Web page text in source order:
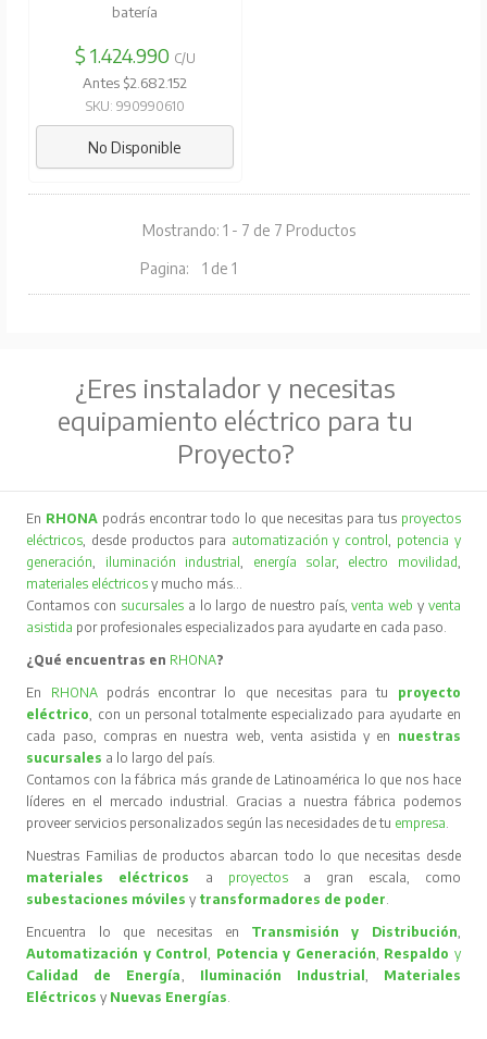
batería
$ 1.424.990 C/U
Antes $2.682.152
SKU: 990990610
No Disponible
Mostrando: 1 - 7 de 7 Productos
Pagina: 1 de 1
¿Eres instalador y necesitas
equipamiento eléctrico para tu
Proyecto?
En RHONA podrás encontrar todo lo que necesitas para tus proyectos
eléctricos , desde productos para automatización y control
potencia y
generación
iluminación industrial energía solar, electro movilidad
materiales eléctricos y mucho más…
Contamos con sucursales a lo largo de nuestro país,venta web y venta
asistida por profesionales especializados para ayudarte en cada paso.
¿Qué encuentras en RHONA?
En RHONA podrás encontrar lo que necesitas para tu proyecto
eléctrico , con un personal totalmente especializado para ayudarte en
cada paso, compras en nuestra web, venta asistida y en nuestras
sucursales a lo largo del país.
Contamos con la fábrica más grande de Latinoamérica lo que nos hace
líderes en el mercado industrial. Gracias a nuestra fábrica podemos
proveer servicios personalizados según las necesidades de tu empresa
Nuestras Familias de productos abarcan todo lo que necesitas desde
materiales eléctricos
a proyectos
a gran escala, como
subestaciones móvilesy transformadores de poder
Encuentra lo que necesitas en Transmisión y Distribución
Automatización y Control
Potencia y Generación Respaldo y
Calidad de Energía
Iluminación Industrial
Materiales
Eléctricos y Nuevas Energías